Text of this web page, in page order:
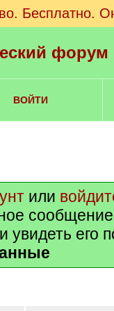
Бесплатно.
ВОЙТИ
или
увидеть его